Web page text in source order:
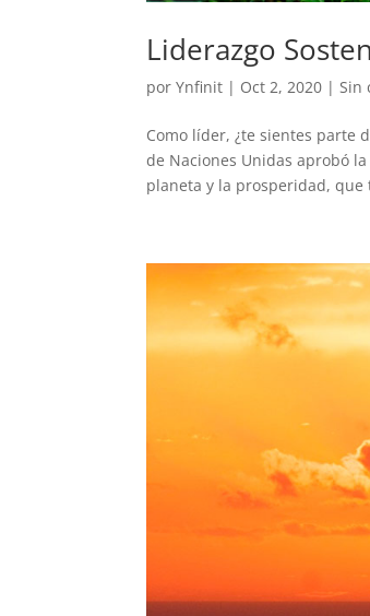
Liderazgo
porYnfinit | Oct 2, 2020 |Sin
Como líder, ¿te sientes parte
de Naciones Unidas aprobó
planeta y la prosperidad, que